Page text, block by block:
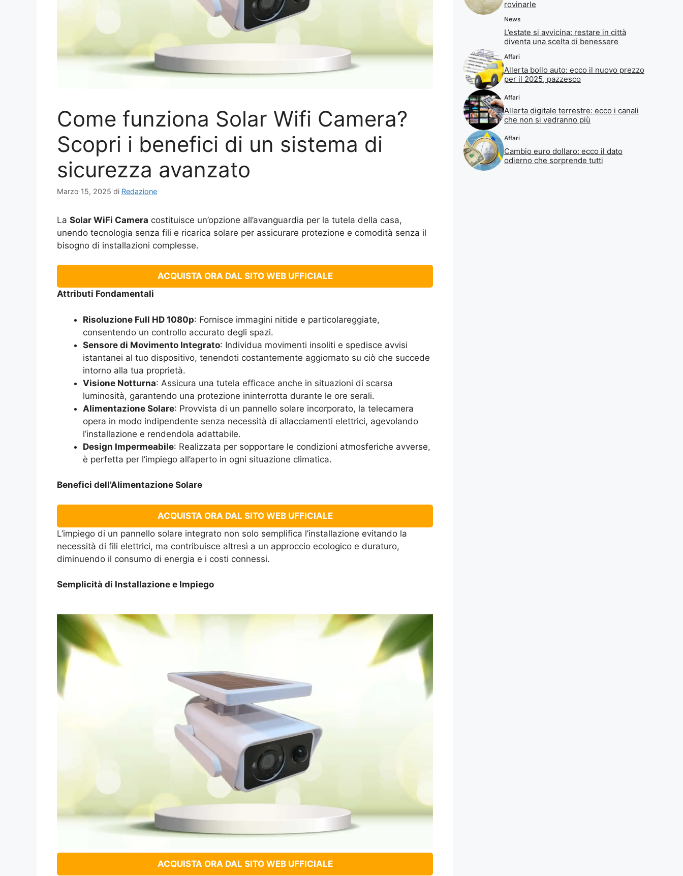
Come funziona Solar Wifi Camera?
Scopri i benefici di un sistema di
sicurezza avanzato
Marzo 15, 2025 di Redazione
La Solar WiFi Camera costituisce un’opzione all’avanguardia per la tutela della casa,
unendo tecnologia senza fili e ricarica solare per assicurare protezione e comodità senza il
bisogno di installazioni complesse.
ACQUISTA ORA DAL SITO WEB UFFICIALE
Attributi Fondamentali
Risoluzione Full HD 1080p: Fornisce immagini nitide e particolareggiate,
consentendo un controllo accurato degli spazi.
Sensore di Movimento Integrato: Individua movimenti insoliti e spedisce avvisi
istantanei al tuo dispositivo, tenendoti costantemente aggiornato su ciò che succede
intorno alla tua proprietà.
Visione Notturna: Assicura una tutela efficace anche in situazioni di scarsa
luminosità, garantendo una protezione ininterrotta durante le ore serali.
Alimentazione Solare: Provvista di un pannello solare incorporato, la telecamera
opera in modo indipendente senza necessità di allacciamenti elettrici, agevolando
l’installazione e rendendola adattabile.
Design Impermeabile: Realizzata per sopportare le condizioni atmosferiche avverse,
è perfetta per l’impiego all’aperto in ogni situazione climatica.
Benefici dell’Alimentazione Solare
ACQUISTA ORA DAL SITO WEB UFFICIALE
L’impiego di un pannello solare integrato non solo semplifica l’installazione evitando la
necessità di fili elettrici, ma contribuisce altresì a un approccio ecologico e duraturo,
diminuendo il consumo di energia e i costi connessi.
Semplicità di Installazione e Impiego
ACQUISTA ORA DAL SITO WEB UFFICIALE
rovinarle
News
L’estate si avvicina: restare in città
diventa una scelta di benessere
Affari
Allerta bollo auto: ecco il nuovo prezzo
per il 2025, pazzesco
Affari
Allerta digitale terrestre: ecco i canali
che non si vedranno più
Affari
Cambio euro dollaro: ecco il dato
odierno che sorprende tutti